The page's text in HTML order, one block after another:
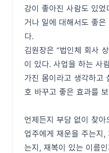
강이 좋아진 사람도 있었
거나 일에 대해서도 좋
다.
김원장은 “법인체 회사
이 있다. 사업을 하는 사
가진 몸이라고 생각하고
호 바꾸고 좋은 효과를
언제든지 부담 없이 찾
업주에게 재운을 주는지
는지, 재복이 있는 이름